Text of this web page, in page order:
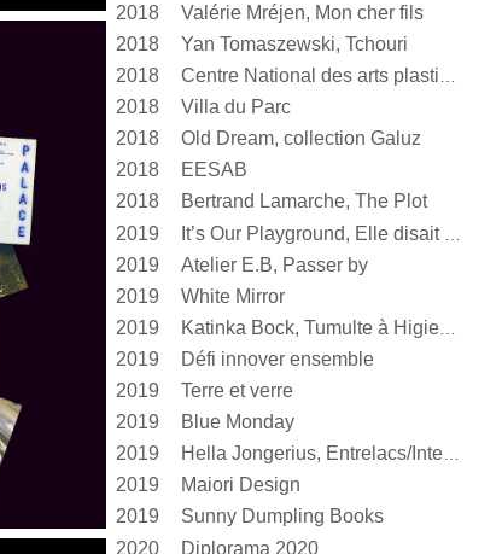
2018
Valérie Mréjen, Mon cher fils
2018 Yan Tomaszewski, Tchouri
2018 Centre National des arts plastiques
2018
Villa du Parc
2018
Old Dream, collection Galuz
2018
EESAB
2018 Bertrand Lamarche, The Plot
2019
2019
Atelier E.B, Passer by
2019
White Mirror
2019
Katinka Bock, Tumulte à Higienopolis
2019
Défi innover ensemble
2019
Terre et verre
2019
Blue Monday
2019
Hella Jongerius, Entrelacs/Interlace
2019
Maiori Design
2019
Sunny Dumpling Books
2020
Diplorama 2020